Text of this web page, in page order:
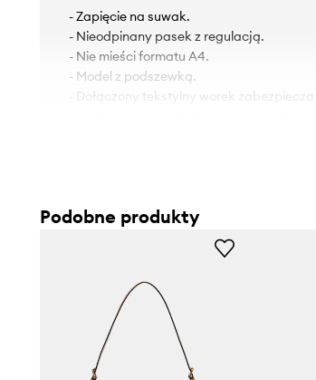
- Zapięcie na suwak.
- Nieodpinany pasek z regulacją.
- Nie mieści formatu A4.
- Model z podszewką.
- Dołączony tekstylny worek
Podobne produkty